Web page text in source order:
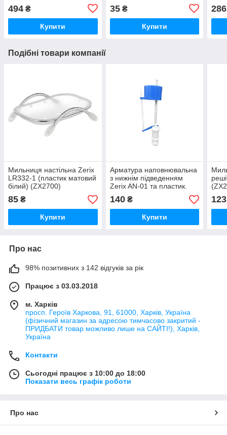
494 ₴
Купити
35₴
Купити
286
Подібні товари компанії
Мильниця настільна Zerix
LR332-1 (пластик матовий
білий) (ZX2700)
85 ₴
Купити
Арматура наповнювальна
з нижнім підведенням
Zerix AN-01 та пластик.
різьбленням 1/2 (ZX4963)
140₴
Купити
123
Про нас
98% позитивних з 142 відгуків за рік
Працює з 03.03.2018
м. Харків
просп. Героїв Харкова, 91, 61000, Харків, Україна
(фізичний магазин за адресою тимчасово закритий -
ПРИДБАТИ товар можливо лише на САЙТІ!), Харків,
Україна
Контакти
Сьогодні працює з 10:00 до 18:00
Показати весь графік роботи
Про нас